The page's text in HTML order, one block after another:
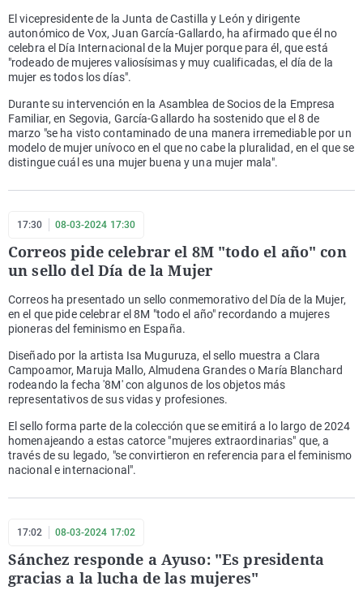
El vicepresidente de la Junta de Castilla y León y dirigente
autonómico de Vox, Juan García-Gallardo, ha afirmado que él no
celebra el Día Internacional de la Mujer porque para él, que está
"rodeado de mujeres valiosísimas y muy cualificadas, el día de la
mujer es todos los días".
Durante su intervención en la Asamblea de Socios de la Empresa
Familiar, en Segovia, García-Gallardo ha sostenido que el 8 de
marzo "se ha visto contaminado de una manera irremediable por un
modelo de mujer unívoco en el que no cabe la pluralidad, en el que se
distingue cuál es una mujer buena y una mujer mala".
17:30 08-03-2024 17:30
Correos pide celebrar el 8M "todo el año" con
un sello del Día de la Mujer
Correos ha presentado un sello conmemorativo del Día de la Mujer,
en el que pide celebrar el 8M "todo el año" recordando a mujeres
pioneras del feminismo en España.
Diseñado por la artista Isa Muguruza, el sello muestra a Clara
Campoamor, Maruja Mallo, Almudena Grandes o María Blanchard
rodeando la fecha '8M' con algunos de los objetos más
representativos de sus vidas y profesiones.
El sello forma parte de la colección que se emitirá a lo largo de 2024
homenajeando a estas catorce "mujeres extraordinarias" que, a
través de su legado, "se convirtieron en referencia para el feminismo
nacional e internacional".
17:02 08-03-2024 17:02
Sánchez responde a Ayuso: "Es presidenta
gracias a la lucha de las mujeres"